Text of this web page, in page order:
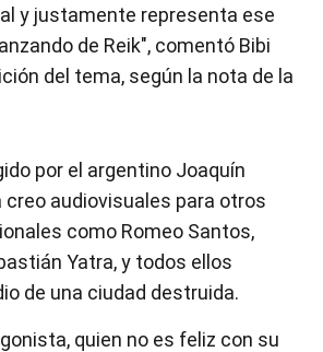
y justamente representa ese
de Reik", comentó Bibi
del tema, según la nota de la
por el argentino Joaquín
creo audiovisuales para otros
como Romeo Santos,
Yatra, y todos ellos
de una ciudad destruida.
quien no es feliz con su